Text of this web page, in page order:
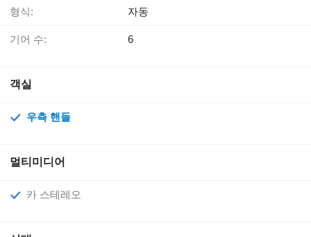
형식: 자동
기어 수: 6
객실
우측 핸들
멀티미디어
카 스테레오